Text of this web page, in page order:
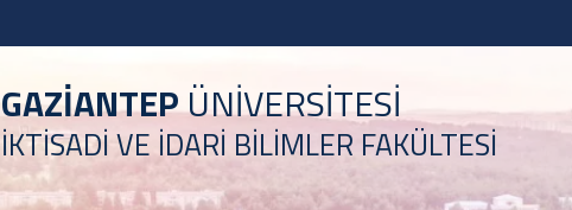
GAZİANTEPÜNİVERSİTESİ
İKTİSADİ VE İDARİ BİLİMLER FAKÜLTESİ